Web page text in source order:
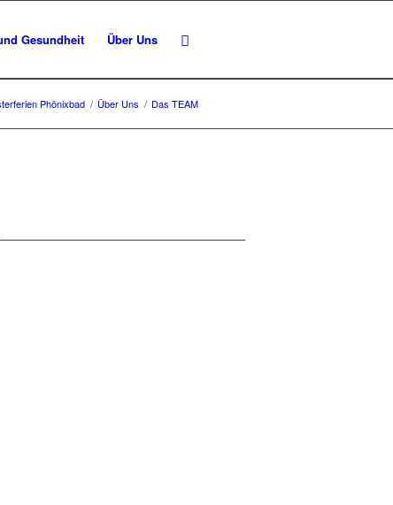
Gesundheit Über Uns
Phönixbad / Über Uns / Das TEAM